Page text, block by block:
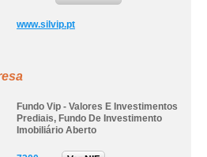
www.silvip.pt
Fundo Vip - Valores E Investimentos
Prediais, Fundo De Investimento
Imobiliário Aberto